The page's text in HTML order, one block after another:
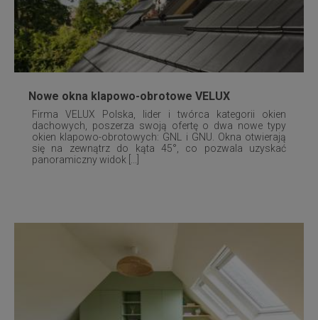
Nowe okna klapowo-obrotowe VELUX
Firma VELUX Polska, lider i twórca kategorii okien
dachowych, poszerza swoją ofertę o dwa nowe typy
okien klapowo-obrotowych: GNL i GNU. Okna otwierają
się na zewnątrz do kąta 45°, co pozwala uzyskać
panoramiczny widok [...]